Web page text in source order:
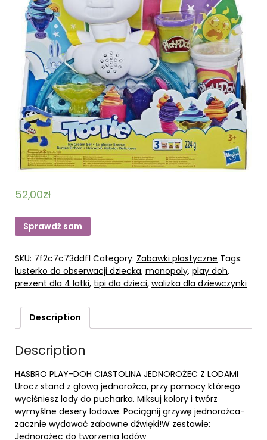
52,00zł
Sprawdź sam
SKU: 7f2c7c73ddf1 Category: Zabawki plastyczne Tags:
lusterko do obserwacji dziecka, monopoly, play doh,
prezent dla 4 latki, tipi dla dzieci, walizka dla dziewczynki
Description
Description
HASBRO PLAY-DOH CIASTOLINA JEDNOROŻEC Z LODAMI
Urocz stand z głową jednorożca, przy pomocy którego
wyciśniesz lody do pucharka. Miksuj kolory i twórz
wymyślne desery lodowe. Pociągnij grzywę jednorożca-
zacznie wydawać zabawne dźwięki!W zestawie:
Jednorożec do tworzenia lodów